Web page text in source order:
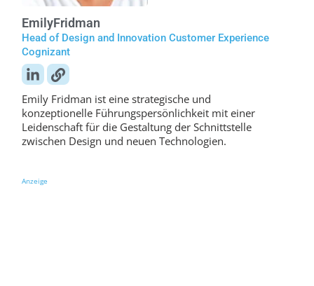
EmilyFridman
Head of Design and Innovation Customer Experience
Cognizant
Emily Fridman ist eine strategische und
konzeptionelle Führungspersönlichkeit mit einer
Leidenschaft für die Gestaltung der Schnittstelle
zwischen Design und neuen Technologien.
Anzeige